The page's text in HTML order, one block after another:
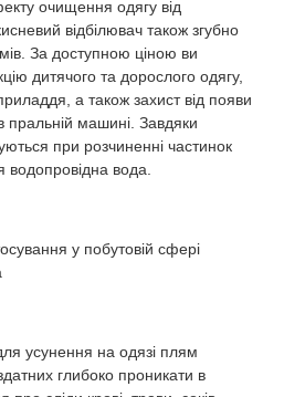
очищення одягу від
відбілювач також згубно
За доступною ціною ви
дитячого та дорослого одягу,
а також захист від появи
пральній машині. Завдяки
при розчиненні частинок
водопровідна вода.
у побутовій сфері
усунення на одязі плям
глибоко проникати в